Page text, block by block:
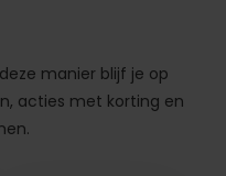
manier blijf je op
acties met korting en